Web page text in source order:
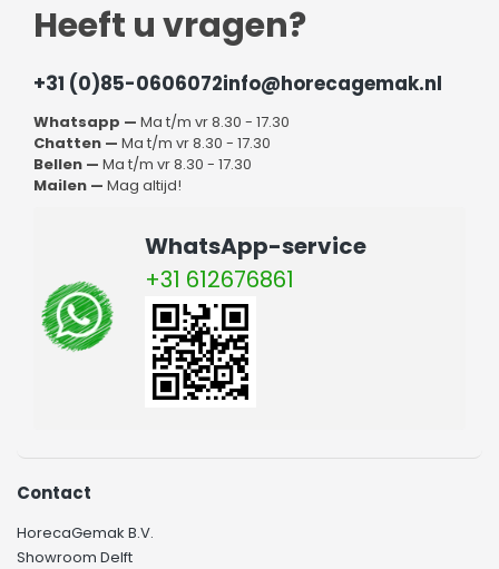
Heeft u vragen?
+31 (0)85-0606072info@horecagemak.nl
Whatsapp — Ma t/m vr 8.30 - 17.30
Chatten — Ma t/m vr 8.30 - 17.30
Bellen — Ma t/m vr 8.30 - 17.30
Mailen — Mag altijd!
WhatsApp-service
+31 612676861
Contact
HorecaGemak B.V.
Showroom Delft